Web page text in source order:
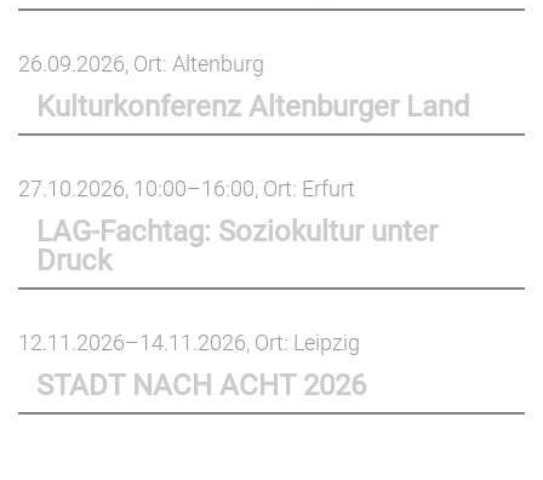
26.09.2026, Ort: Altenburg
Kulturkonferenz Altenburger Land
27.10.2026, 10:00–16:00, Ort: Erfurt
LAG-Fachtag: Soziokultur unter
Druck
12.11.2026–14.11.2026, Ort: Leipzig
STADT NACH ACHT 2026